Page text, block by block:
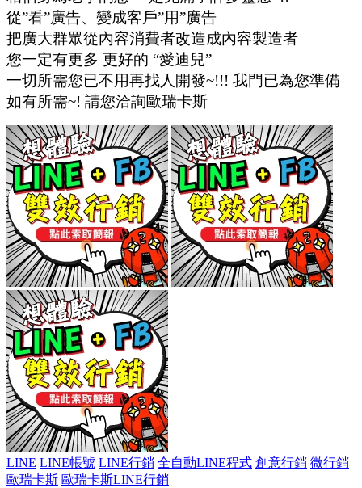
從”看”廣告、變成客戶”用”廣告
把廣大群眾從內容消費者改造成內容製造者
您一定有更多 更好的 “愛迪兒”
一切所需您已不用再找人開發~!!! 我門已為您準備
如有所需~! 請您洽詢歐瑞卡斯
LINE LINE帳號 LINE行銷 全自動LINE程式 創意行銷 微行銷
歐瑞卡斯 歐瑞卡斯LINE行銷